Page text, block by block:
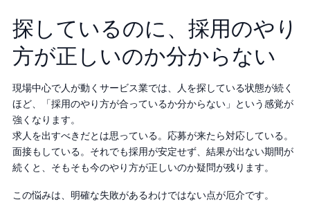
探しているのに、採用のやり
方が正しいのか分からない
現場中心で人が動くサービス業では、人を探している状態が続く
ほど、「採用のやり方が合っているか分からない」という感覚が
強くなります。
求人を出すべきだとは思っている。応募が来たら対応している。
面接もしている。それでも採用が安定せず、結果が出ない期間が
続くと、そもそも今のやり方が正しいのか疑問が残ります。
この悩みは、明確な失敗があるわけではない点が厄介です。